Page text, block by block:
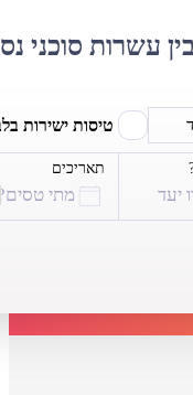
עשרות סוכני
טיסות ישירות
יעד
תאריכים
מתי